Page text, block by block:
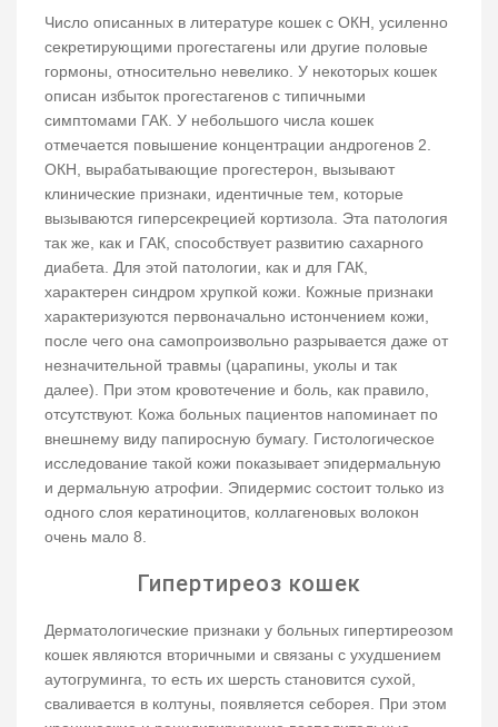
Число описанных в литературе кошек с ОКН, усиленно
секретирующими прогестагены или другие половые
гормоны, относительно невелико. У некоторых кошек
описан избыток прогестагенов с типичными
симптомами ГАК. У небольшого числа кошек
отмечается повышение концентрации андрогенов 2.
ОКН, вырабатывающие прогестерон, вызывают
клинические признаки, идентичные тем, которые
вызываются гиперсекрецией кортизола. Эта патология
так же, как и ГАК, способствует развитию сахарного
диабета. Для этой патологии, как и для ГАК,
характерен синдром хрупкой кожи. Кожные признаки
характеризуются первоначально истончением кожи,
после чего она самопроизвольно разрывается даже от
незначительной травмы (царапины, уколы и так
далее). При этом кровотечение и боль, как правило,
отсутствуют. Кожа больных пациентов напоминает по
внешнему виду папиросную бумагу. Гистологическое
исследование такой кожи показывает эпидермальную
и дермальную атрофии. Эпидермис состоит только из
одного слоя кератиноцитов, коллагеновых волокон
очень мало 8.
Гипертиреоз кошек
Дерматологические признаки у больных гипертиреозом
кошек являются вторичными и связаны с ухудшением
аутогруминга, то есть их шерсть становится сухой,
сваливается в колтуны, появляется себорея. При этом